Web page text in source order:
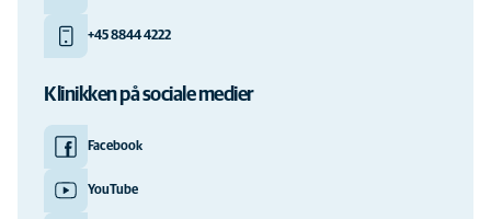
+45 8844 4222
Klinikken på sociale medier
Facebook
YouTube